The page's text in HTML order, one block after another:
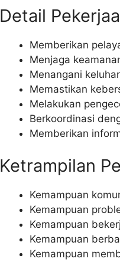
Detail
Memberikan
Menjaga
Menangani
Memastikan
Melakukan
Berkoordinasi
Memberikan
Ketrampilan
Kemampuan
Kemampuan
Kemampuan
Kemampuan
Kemampuan